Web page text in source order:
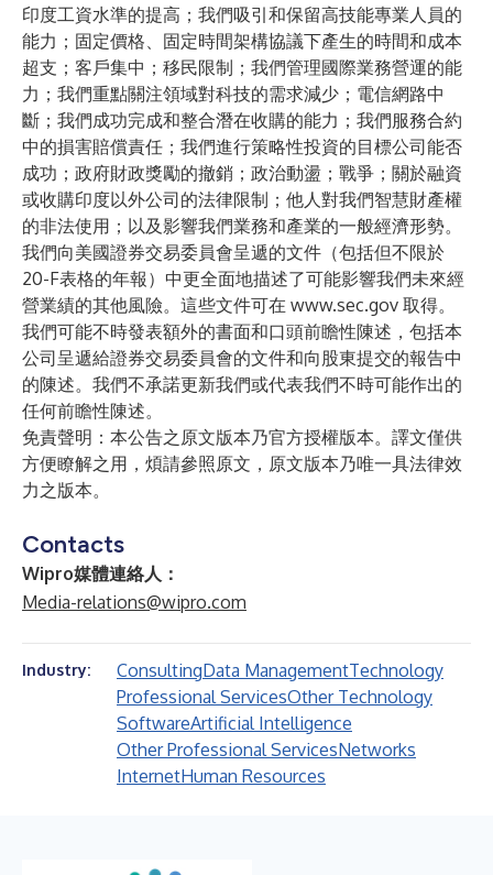
印度工資水準的提高；我們吸引和保留高技能專業人員的
能力；固定價格、固定時間架構協議下產生的時間和成本
超支；客戶集中；移民限制；我們管理國際業務營運的能
力；我們重點關注領域對科技的需求減少；電信網路中
斷；我們成功完成和整合潛在收購的能力；我們服務合約
中的損害賠償責任；我們進行策略性投資的目標公司能否
成功；政府財政獎勵的撤銷；政治動盪；戰爭；關於融資
或收購印度以外公司的法律限制；他人對我們智慧財產權
的非法使用；以及影響我們業務和產業的一般經濟形勢。
我們向美國證券交易委員會呈遞的文件（包括但不限於
20-F表格的年報）中更全面地描述了可能影響我們未來經
營業績的其他風險。這些文件可在 www.sec.gov 取得。
我們可能不時發表額外的書面和口頭前瞻性陳述，包括本
公司呈遞給證券交易委員會的文件和向股東提交的報告中
的陳述。我們不承諾更新我們或代表我們不時可能作出的
任何前瞻性陳述。
免責聲明：本公告之原文版本乃官方授權版本。譯文僅供
方便瞭解之用，煩請參照原文，原文版本乃唯一具法律效
力之版本。
Contacts
Wipro媒體連絡人：
Media-relations@wipro.com
Industry: ConsultingData ManagementTechnology
Professional ServicesOther Technology
SoftwareArtificial Intelligence
Other Professional ServicesNetworks
InternetHuman Resources